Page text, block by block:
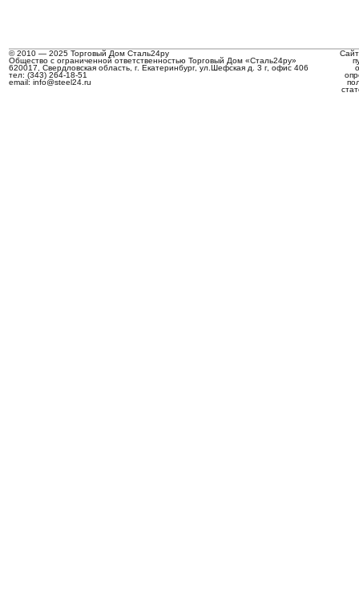
© 2010 — 2025 Торговый Дом Сталь24ру
Общество с ограниченной ответственностью Торговый Дом «Сталь24ру»
620017, Свердловская область, г. Екатеринбург, ул.Шефская д. 3 г, офис 406
тел: (343) 264-18-51
email: info@steel24.ru